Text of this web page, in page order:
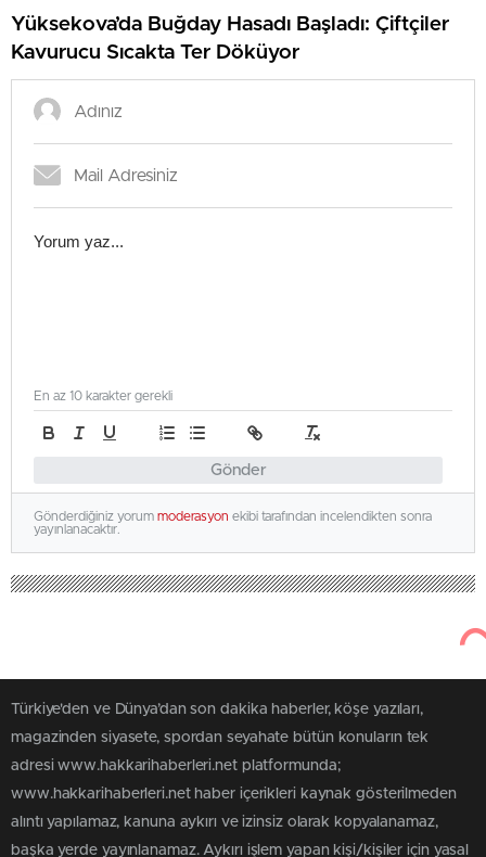
Yüksekova’da Buğday Hasadı Başladı: Çiftçiler
Kavurucu Sıcakta Ter Döküyor
Gönder
En az 10 karakter gerekli
Gönderdiğiniz yorum moderasyon ekibi tarafından incelendikten sonra
yayınlanacaktır.
Türkiye'den ve Dünya’dan son dakika haberler, köşe yazıları,
magazinden siyasete, spordan seyahate bütün konuların tek
adresi www.hakkarihaberleri.net platformunda;
www.hakkarihaberleri.net haber içerikleri kaynak gösterilmeden
alıntı yapılamaz, kanuna aykırı ve izinsiz olarak kopyalanamaz,
başka yerde yayınlanamaz. Aykırı işlem yapan kişi/kişiler için yasal